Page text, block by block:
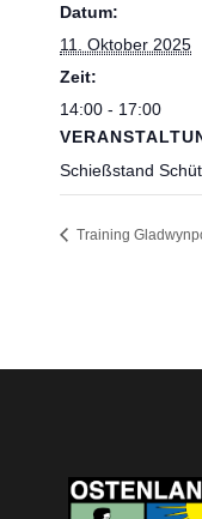
Datum:
11. Oktober 2025
Zeit:
14:00 - 17:00
Schießstand
Training